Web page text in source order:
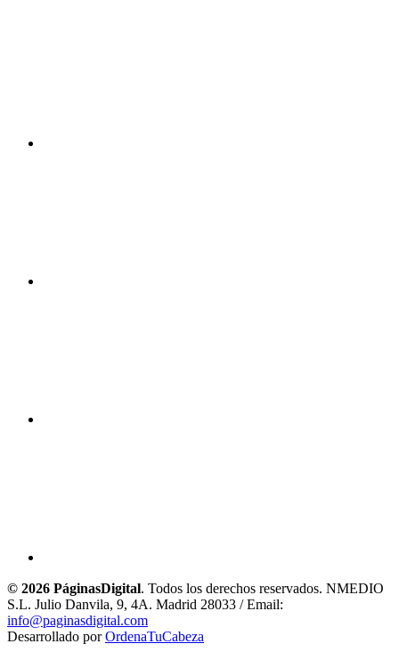
© 2026 PáginasDigital. Todos los derechos reservados. NMEDIO
S.L. Julio Danvila, 9, 4A. Madrid 28033 / Email:
info@paginasdigital.com
Desarrollado porOrdenaTuCabeza